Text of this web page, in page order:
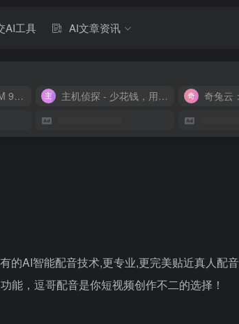
AI工具 AI文章资讯
香港CN2 2C2G20M 9.9/月 主机侦探 - 少花钱，用好云
的AI智能配音技术,更专业,更完美贴近真人配
能，逗哥配音是你短视频创作不二的选择！